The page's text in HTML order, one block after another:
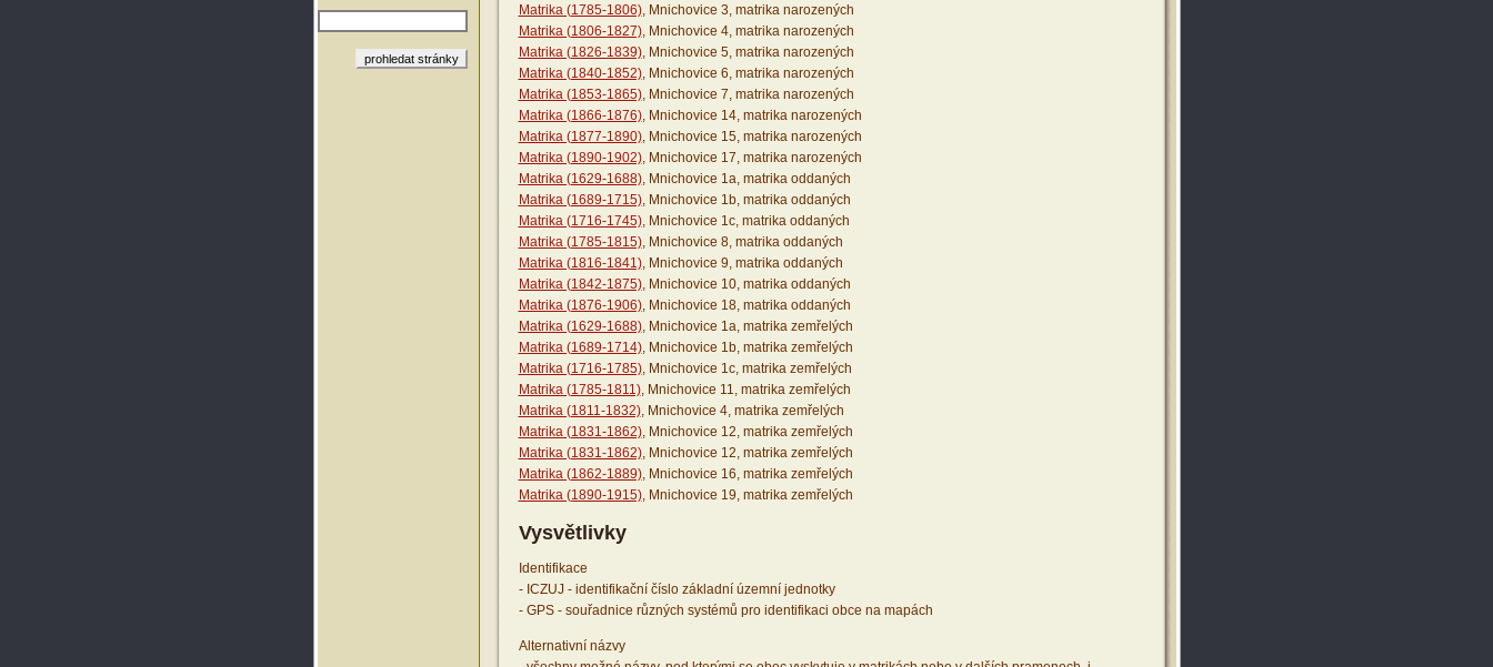
Matrika (1785-1806), Mnichovice 3, matrika narozených
Matrika (1806-1827), Mnichovice 4, matrika narozených
Matrika (1826-1839), Mnichovice 5, matrika narozených
Matrika (1840-1852), Mnichovice 6, matrika narozených
Matrika (1853-1865), Mnichovice 7, matrika narozených
Matrika (1866-1876), Mnichovice 14, matrika narozených
Matrika (1877-1890), Mnichovice 15, matrika narozených
Matrika (1890-1902), Mnichovice 17, matrika narozených
Matrika (1629-1688), Mnichovice 1a, matrika oddaných
Matrika (1689-1715), Mnichovice 1b, matrika oddaných
Matrika (1716-1745), Mnichovice 1c, matrika oddaných
Matrika (1785-1815), Mnichovice 8, matrika oddaných
Matrika (1816-1841), Mnichovice 9, matrika oddaných
Matrika (1842-1875), Mnichovice 10, matrika oddaných
Matrika (1876-1906), Mnichovice 18, matrika oddaných
Matrika (1629-1688), Mnichovice 1a, matrika zemřelých
Matrika (1689-1714), Mnichovice 1b, matrika zemřelých
Matrika (1716-1785), Mnichovice 1c, matrika zemřelých
Matrika (1785-1811), Mnichovice 11, matrika zemřelých
Matrika (1811-1832), Mnichovice 4, matrika zemřelých
Matrika (1831-1862), Mnichovice 12, matrika zemřelých
Matrika (1831-1862), Mnichovice 12, matrika zemřelých
Matrika (1862-1889), Mnichovice 16, matrika zemřelých
Matrika (1890-1915), Mnichovice 19, matrika zemřelých
Vysvětlivky
Identifikace
- ICZUJ - identifikační číslo základní územní jednotky
- GPS - souřadnice různých systémů pro identifikaci obce na mapách
Alternativní názvy